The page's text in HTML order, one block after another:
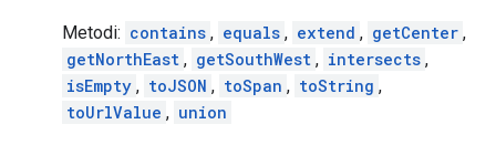
Metodi: contains , equals , extend , getCenter ,
getNorthEast , getSouthWest , intersects ,
isEmpty , toJSON , toSpan , toString ,
toUrlValue , union